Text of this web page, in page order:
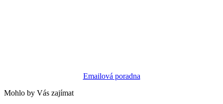
Emailová poradna
Mohlo by Vás zajímat